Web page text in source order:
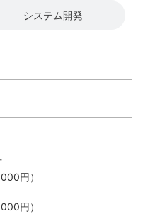
システム開発
円）
円）